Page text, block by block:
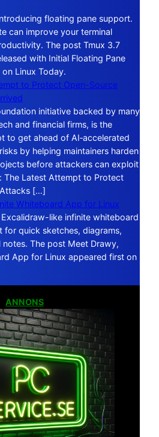
floating pane support.
can improve your terminal
The post Tmux 3.7
with Initial Floating Pane
Linux Today.
to Protect Open-Source
initiative backed by many
and financial firms, is the
to get ahead of AI‑accelerated
by helping maintainers harden
before attackers can exploit
The Latest Attempt to Protect
[…]
Whiteboard App for Linux
Excalidraw-like infinite whiteboard
for quick sketches, diagrams,
The post Meet Drawy,
App for Linux appeared first on
ANNONS